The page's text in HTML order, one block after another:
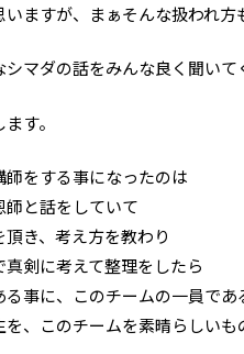
いますが、まぁそんな扱われ方
マダの話をみんな良く聞い
す。
をする事になったのは
と話をしていて
き、考え方を教わり
真剣に考えて整理をしたら
事に、このチームの一員であ
を、このチームを素晴らしい